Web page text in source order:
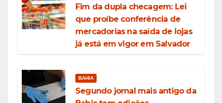
Fim da dupla checagem: Lei
que proíbe conferência de
mercadorias na saída de lojas
já está em vigor em Salvador
BAHIA
Segundo jornal mais antigo da